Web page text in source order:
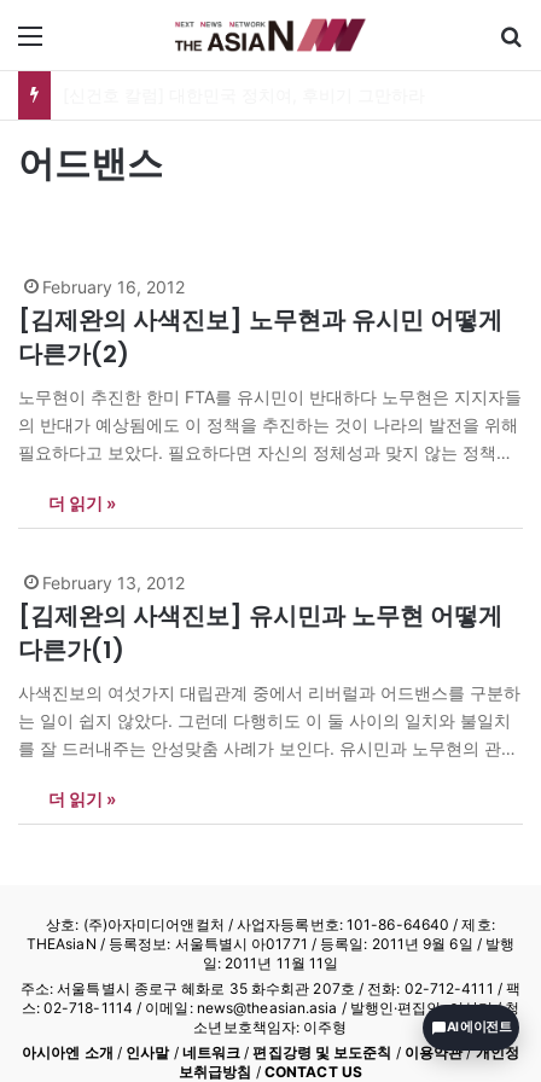
어드밴스
February 16, 2012
[김제완의 사색진보] 노무현과 유시민 어떻게
다른가(2)
노무현이 추진한 한미 FTA를 유시민이 반대하다 노무현은 지지자들
의 반대가 예상됨에도 이 정책을 추진하는 것이 나라의 발전을 위해
필요하다고 보았다. 필요하다면 자신의 정체성과 맞지 않는 정책도
그래서 이를 두고 참여정부 홍보수석 이백만은 “노무현은 좌파 우파
가 아닌 양파다”라고 말했다. 필자는 이같이 앞으로…
더 읽기 »
February 13, 2012
[김제완의 사색진보] 유시민과 노무현 어떻게
다른가(1)
사색진보의 여섯가지 대립관계 중에서 리버럴과 어드밴스를 구분하
는 일이 쉽지 않았다. 그런데 다행히도 이 둘 사이의 일치와 불일치
를 잘 드러내주는 안성맞춤 사례가 보인다. 유시민과 노무현의 관계
주기도 하지만 두 사람이 어떻게 다른가 알고 싶은 사람들에게도 리
버럴과 어드밴스가 유용한 도구가 되고 있다. 두…
더 읽기 »
상호: (주)아자미디어앤컬처 /사업자등록번호: 101-86-64640 / 제호:
THEAsiaN / 등록정보: 서울특별시 아01771 / 등록일: 2011년 9월 6일 / 발행
일: 2011년 11월 11일
주소: 서울특별시 종로구 혜화로 35 화수회관 207호 / 전화: 02-712-4111 / 팩
스: 02-718-1114 / 이메일: news@theasian.asia / 발행인·편집인: 이상기 / 청
소년보호책임자: 이주형
아시아엔 소개 / 인사말/ 네트워크 /편집강령 및 보도준칙 / 이용약관/개인정
보취급방침 / CONTACT US
AI 에이전트